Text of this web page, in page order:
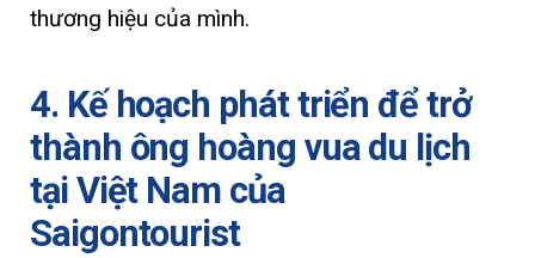
thương hiệu của mình.
4. Kế hoạch phát triển để trở
thành ông hoàng vua du lịch
tại Việt Nam của
Saigontourist